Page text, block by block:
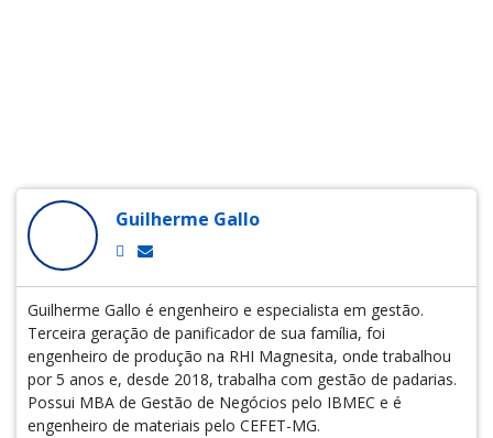
Guilherme Gallo
Guilherme Gallo é engenheiro e especialista em gestão.
Terceira geração de panificador de sua família, foi
engenheiro de produção na RHI Magnesita, onde trabalhou
por 5 anos e, desde 2018, trabalha com gestão de padarias.
Possui MBA de Gestão de Negócios pelo IBMEC e é
engenheiro de materiais pelo CEFET-MG.